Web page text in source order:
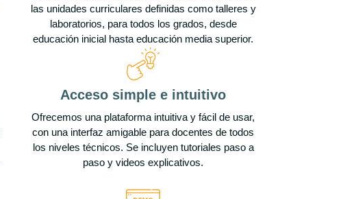
las unidades curriculares definidas como talleres y
laboratorios, para todos los grados, desde
educación inicial hasta educación media superior.
Acceso simple e intuitivo
Ofrecemos una plataforma intuitiva y fácil de usar,
con una interfaz amigable para docentes de todos
los niveles técnicos. Se incluyen tutoriales paso a
paso y videos explicativos.